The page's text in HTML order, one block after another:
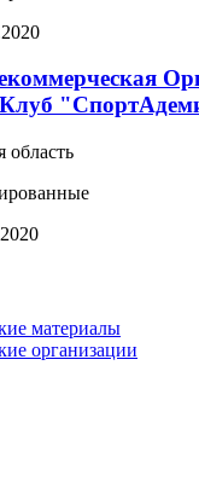
область
материалы
организации